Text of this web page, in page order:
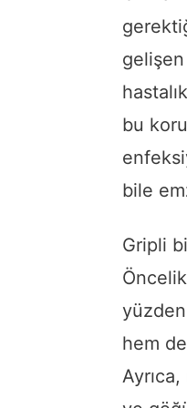
bu
bile
Gripli
hem